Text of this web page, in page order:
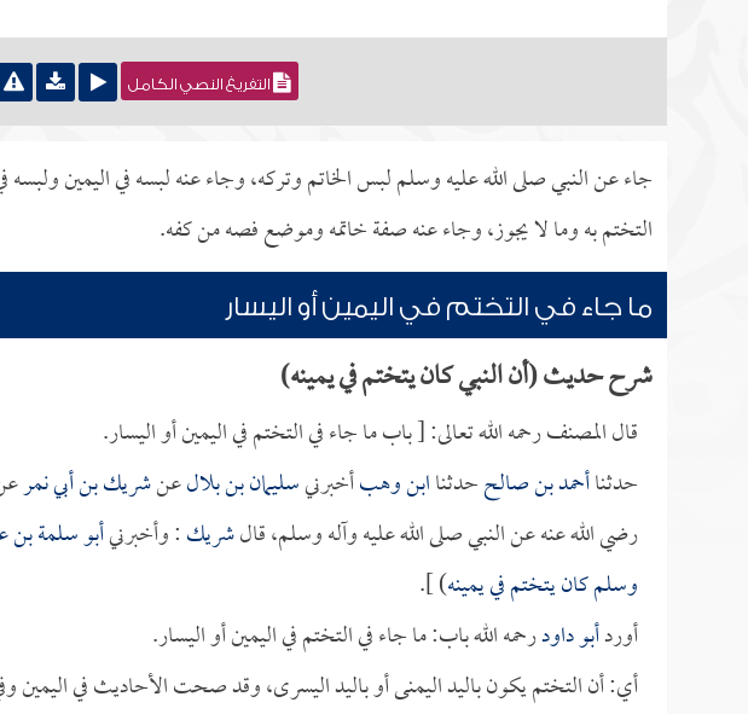
التفريغ النصي الكامل
جاء عن النبي صلى الله عليه وسلم لبس الخاتم وتركه، وجاء عنه لبسه في اليمين ولبسه
التختم به وما لا يجوز، وجاء عنه صفة خاتمه وموضع فصه من كفه.
ما جاء في التختم في اليمين أو اليسار
شرح حديث (أن النبي كان يتختم في يمينه)
قال المصنف رحمه الله تعالى: [ باب ما جاء في التختم في اليمين أو اليسار.
حدثناأحمد بن صالححدثناابن وهبأخبرنيسليمان بن بلالعنشريك بن أبي نمر
رضي الله عنه عن النبي صلى الله عليه وآله وسلم، قالشريك: وأخبرنيأبو سلمة بن
وسلم كان يتختم في يمينه) ].
أوردأبو داودرحمه الله باب: ما جاء في التختم في اليمين أو اليسار.
أي: أن التختم يكون باليد اليمنى أو باليد اليسرى، وقد صحت الأحاديث في اليمين